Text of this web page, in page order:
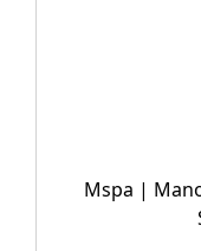
Mspa |